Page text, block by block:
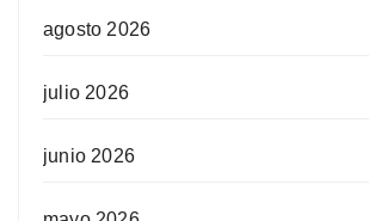
agosto 2026
julio 2026
junio 2026